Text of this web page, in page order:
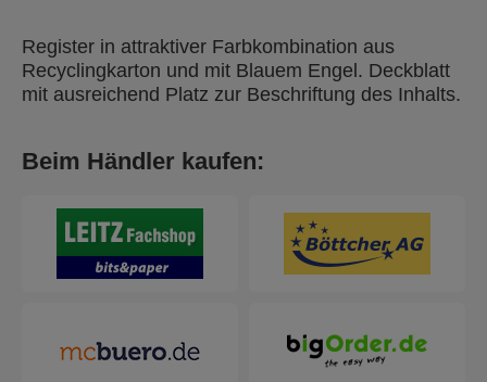
Register in attraktiver Farbkombination aus
Recyclingkarton und mit Blauem Engel. Deckblatt
mit ausreichend Platz zur Beschriftung des Inhalts.
Beim Händler kaufen: